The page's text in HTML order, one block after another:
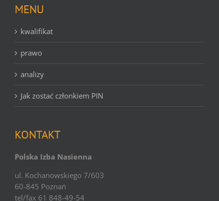
MENU
kwalifikat
prawo
analizy
Jak zostać członkiem PIN
KONTAKT
Polska Izba Nasienna
ul. Kochanowskiego 7/603
60-845 Poznań
tel/fax 61 848-49-54